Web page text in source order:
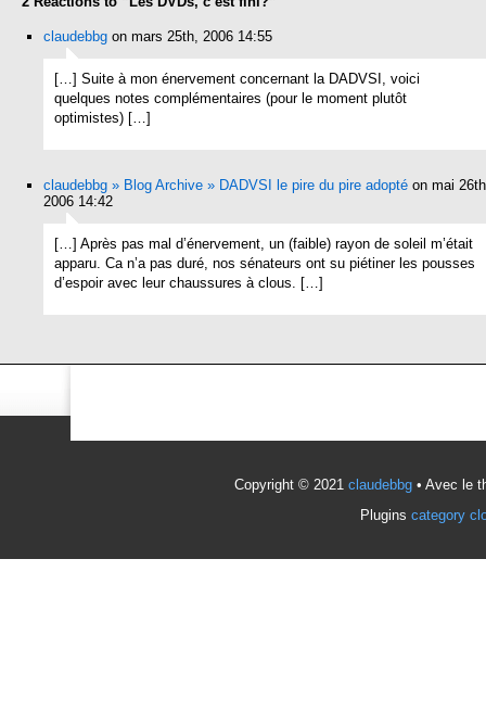
claudebbg on mars 25th, 2006 14:55
[…] Suite à mon énervement concernant la DADVSI, voici
quelques notes complémentaires (pour le moment plutôt
optimistes) […]
claudebbg » Blog Archive » DADVSI le pire du pire adopté on mai
2006 14:42
[…] Après pas mal d’énervement, un (faible) rayon de soleil m’était
apparu. Ca n’a pas duré, nos sénateurs ont su piétiner les pousses
d’espoir avec leur chaussures à clous. […]
Copyright © 2021 claudebbg • Avec le
Plugins category